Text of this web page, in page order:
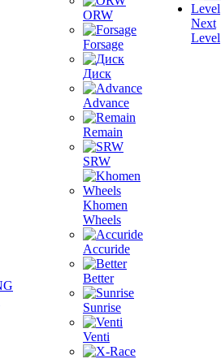
ORW
Forsage
Диск
Advance
Remain
SRW
Khomen
Wheels
Accuride
Better
Sunrise
Venti
Next
Level